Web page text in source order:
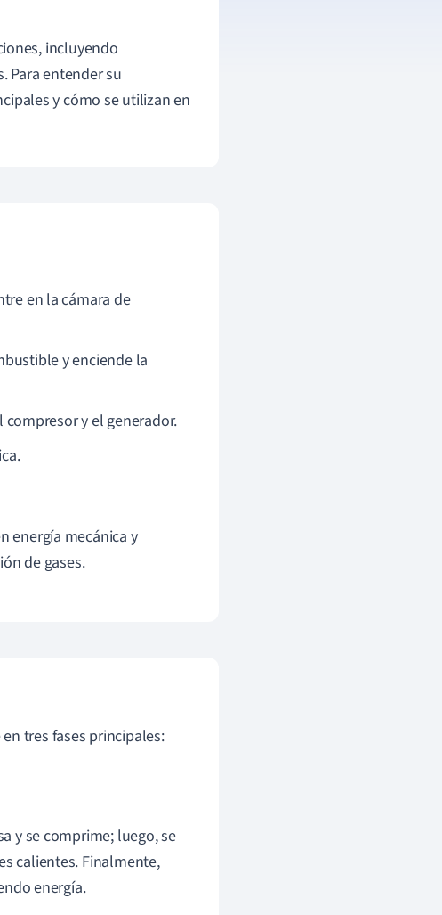
incluyendo
Para entender su
y cómo se utilizan en
en la cámara de
y enciende la
compresor y el generador.
energía mecánica y
de gases.
tres fases principales:
y se comprime; luego, se
calientes. Finalmente,
energía.